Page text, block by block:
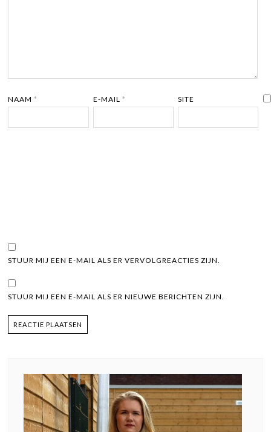
NAAM * E-MAIL * SITE
STUUR MIJ EEN E-MAIL ALS ER VERVOLGREACTIES ZIJN.
STUUR MIJ EEN E-MAIL ALS ER NIEUWE BERICHTEN ZIJN.